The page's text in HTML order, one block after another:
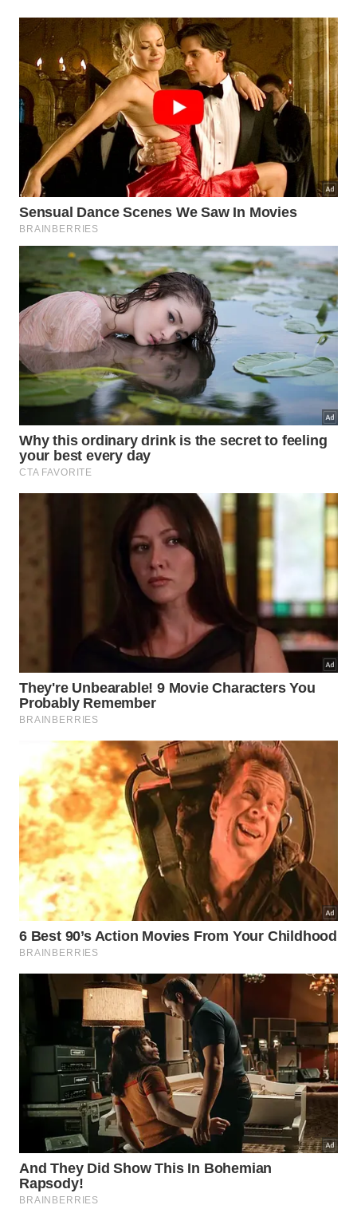
Kit da Mente Resiliente
Passos Fundamentais
Adote essas três práticas diárias para
transformar sua postura diante das
dificuldades:
1
Fazer uma pausa respiratória antes de
responder a qualquer provocação
externa;
Mapear os problemas escrevendo o
que depende estritamente do seu
Desvincular sua felicidade do
comportamento ou da aprovação de
Quais os benefícios de evitar a
frustração?
Ao parar de desperdiçar energia com o que foge do
seu controle, você ganha um foco extraordinário.
Essa mudança de mentalidade reduz drasticamente
as temidas cobranças familiarese profissionais,
abrindo espaço para um genuíno sentimento de
interior.
O cansaço crônico diminui de forma perceptível
quando paramos de lutar contra os eventos
inevitáveis do destino. Desenvolver esse valioso
mecanismo de defesanos ajuda a enfrentar
qualquer adversidade complexa com mais clareza,
paciência e sabedoria prática.
Os principais ganhos colhidos através desse hábito
milenar incluem os seguintes pontos:
Aumento significativo da produtividade diária;
Melhoria nos relacionamentos interpessoais;
Maior resiliência diante de crises severas.